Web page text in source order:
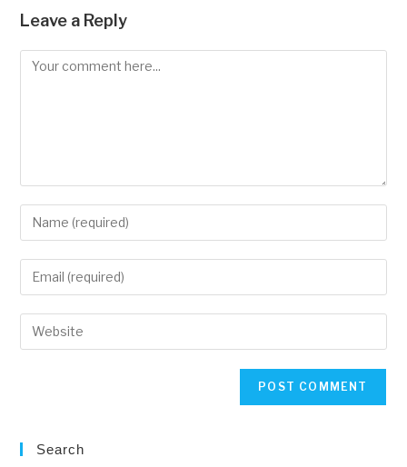
Leave a Reply
Comment
Enter
your
name
to
comment
Enter
your
email
address
Enter
your
Search